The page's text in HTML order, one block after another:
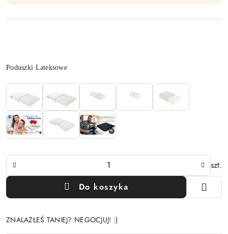
Wariant
Poduszki Lateksowe
szt.
Do koszyka
ZNALAZŁEŚ TANIEJ? NEGOCJUJ! :)